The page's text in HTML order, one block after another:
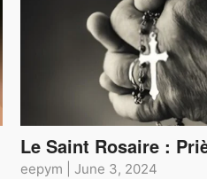
Le Saint Rosaire :
eepym June 3, 2024